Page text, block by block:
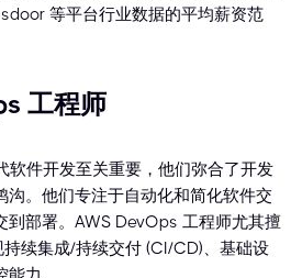
等平台行业数据的平均薪资范
工程师
软件开发至关重要，他们弥合了开发
沟。他们专注于自动化和简化软件交
到部署。AWS DevOps 工程师尤其擅
续集成/持续交付 (CI/CD)、基础设